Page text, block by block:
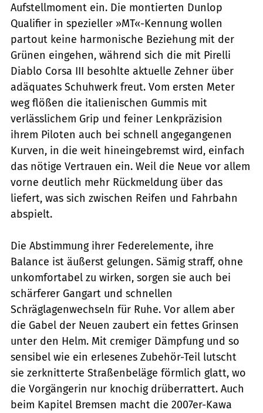
Aufstellmoment ein. Die montierten Dunlop
Qualifier in spezieller »MT«-Kennung wollen
partout keine harmonische Beziehung mit der
Grünen eingehen, während sich die mit Pirelli
Diablo Corsa III besohlte aktuelle Zehner über
adäquates Schuhwerk freut. Vom ersten Meter
weg flößen die italienischen Gummis mit
verlässlichem Grip und feiner Lenkpräzision
ihrem Piloten auch bei schnell angegangenen
Kurven, in die weit hineingebremst wird, einfach
das nötige Vertrauen ein. Weil die Neue vor allem
vorne deutlich mehr Rückmeldung über das
liefert, was sich zwischen Reifen und Fahrbahn
abspielt.
Die Abstimmung ihrer Federelemente, ihre
Balance ist äußerst gelungen. Sämig straff, ohne
unkomfortabel zu wirken, sorgen sie auch bei
schärferer Gangart und schnellen
Schräglagenwechseln für Ruhe. Vor allem aber
die Gabel der Neuen zaubert ein fettes Grinsen
unter den Helm. Mit cremiger Dämpfung und so
sensibel wie ein erlesenes Zubehör-Teil lutscht
sie zerknitterte Straßenbeläge förmlich glatt, wo
die Vorgängerin nur knochig drüberrattert. Auch
beim Kapitel Bremsen macht die 2007er-Kawa